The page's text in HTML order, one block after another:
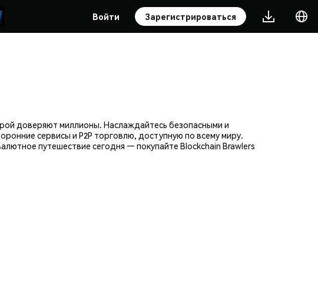
Войти Зарегистрироваться
доверяют миллионы. Наслаждайтесь безопасными и
сервисы и P2P торговлю, доступную по всему миру.
путешествие сегодня — покупайте Blockchain Brawlers